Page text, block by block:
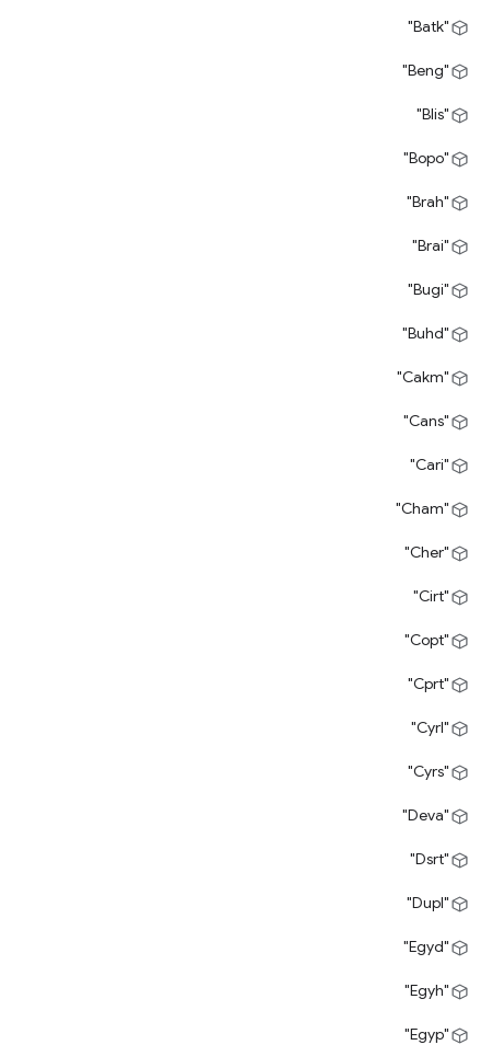
"Batk"
"Beng"
"Blis"
"Bopo"
"Brah"
"Brai"
"Bugi"
"Buhd"
"Cakm"
"Cans"
"Cari"
"Cham"
"Cher"
"Cirt"
"Copt"
"Cprt"
"Cyrl"
"Cyrs"
"Deva"
"Dsrt"
"Dupl"
"Egyd"
"Egyh"
"Egyp"